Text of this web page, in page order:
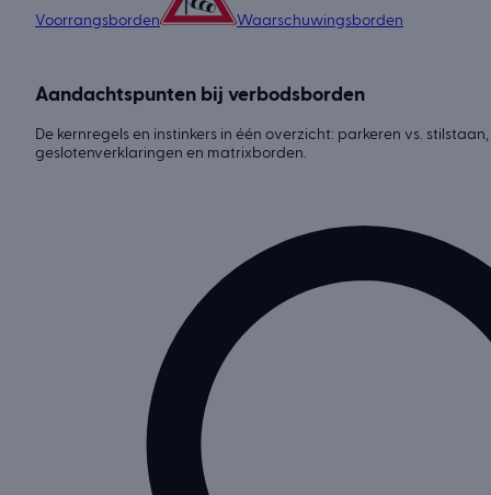
Voorrangsborden Waarschuwingsborden
Aandachtspunten bij verbodsborden
De kernregels en instinkers in één overzicht: parkeren vs.
geslotenverklaringen en matrixborden.